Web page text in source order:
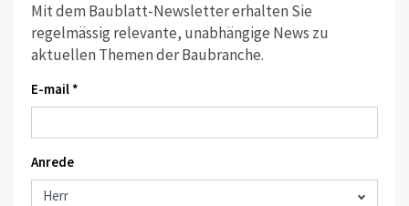
Mit dem Baublatt-Newsletter erhalten Sie
regelmässig relevante, unabhängige News zu
aktuellen Themen der Baubranche.
E-mail *
Anrede